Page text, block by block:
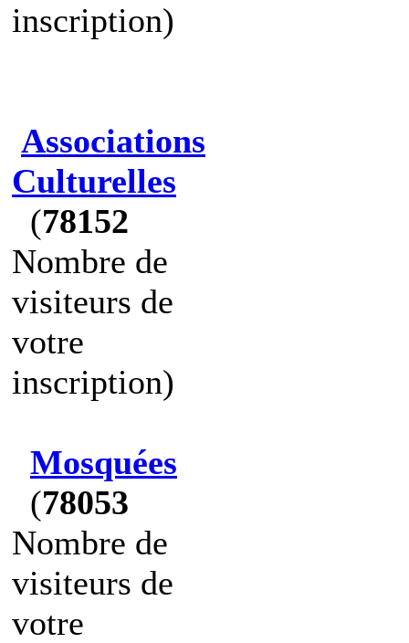
inscription)
Associations
Culturelles
(78152
Nombre de
visiteurs de
votre
inscription)
Mosquées
(78053
Nombre de
visiteurs de
votre